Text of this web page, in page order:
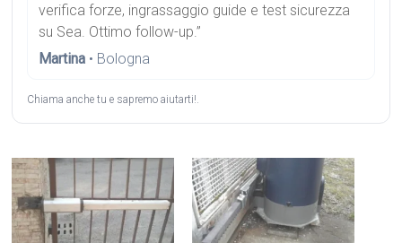
verifica forze, ingrassaggio guide e test sicurezza
su Sea. Ottimo follow-up.”
Martina • Bologna
Chiama anche tu e sapremo aiutarti!.